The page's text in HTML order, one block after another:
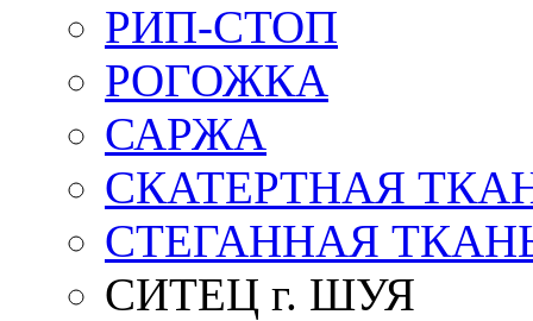
РИП-СТОП
РОГОЖКА
САРЖА
СКАТЕРТНАЯ
СТЕГАННАЯ
СИТЕЦ г. ШУЯ